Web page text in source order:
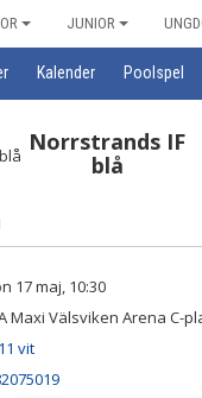
JUNIOR
Kalender Poolspel
Norrstrands IF
blå
17 maj, 10:30
Maxi Välsviken Arena C-
vit